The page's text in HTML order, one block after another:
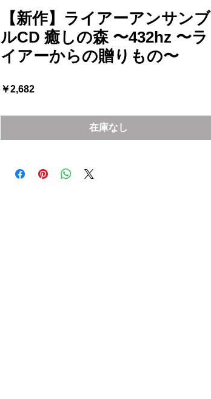
【新作】ライアーアンサンブ
ルCD 癒しの森 〜432hz 〜ラ
イアーからの贈りもの〜
￥2,682
在庫なし